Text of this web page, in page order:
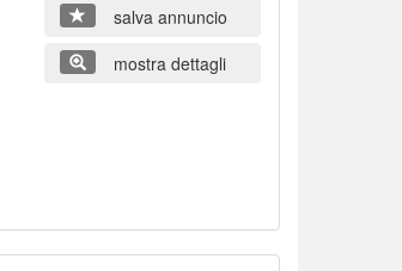
salva annuncio
mostra dettagli